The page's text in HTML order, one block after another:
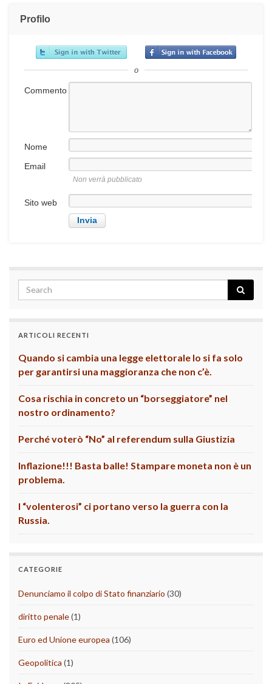
Profilo
o
Commento
Nome
Email
Non verrà pubblicato
Sito web
ARTICOLI RECENTI
Quando si cambia una legge elettorale lo si fa solo
per garantirsi una maggioranza che non c’è.
Cosa rischia in concreto un “borseggiatore” nel
nostro ordinamento?
Perché voterò “No” al referendum sulla Giustizia
Inflazione!!! Basta balle! Stampare moneta non è un
problema.
I “volenterosi” ci portano verso la guerra con la
Russia.
CATEGORIE
Denunciamo il colpo di Stato finanziario (30)
diritto penale(1)
Euro ed Unione europea (106)
Geopolitica (1)